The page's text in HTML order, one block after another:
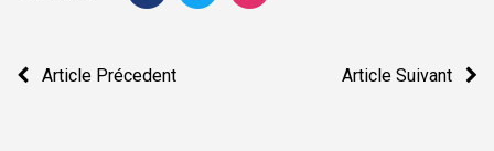
Navigation
Article Précedent Article Suivant